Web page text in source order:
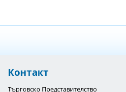
Контакт
Търговско Представителство